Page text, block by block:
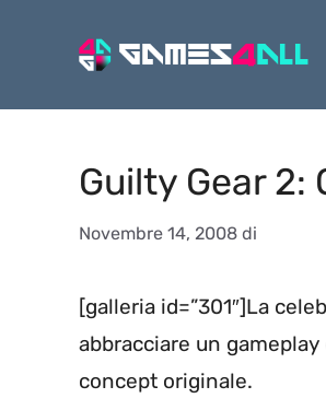
Guilty Gear
Novembre 14, 2008 di
[galleria id=”301″]La
abbracciare un
concept originale.